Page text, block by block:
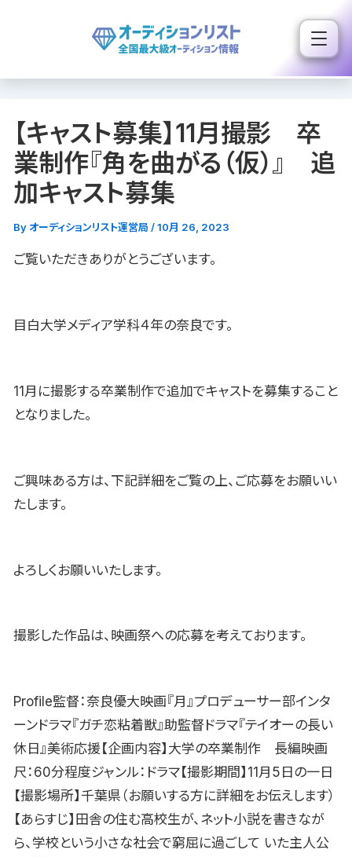
ス
【キャスト募集】11月撮影 卒
業制作『角を曲がる（仮）』 追
加キャスト募集
By オーディションリスト運営局 /10月 26, 2023
ご覧いただきありがとうございます。
目白大学メディア学科４年の奈良です。
11月に撮影する卒業制作で追加でキャストを募集すること
となりました。
ご興味ある方は、下記詳細をご覧の上、ご応募をお願いい
たします。
よろしくお願いいたします。
撮影した作品は、映画祭への応募を考えております。
Profile監督：奈良優大映画『月』プロデューサー部インタ
ーンドラマ『ガチ恋粘着獣』助監督ドラマ『テイオーの長い
休日』美術応援【企画内容】大学の卒業制作 長編映画
尺：60分程度ジャンル：ドラマ【撮影期間】11月5日の一日
【撮影場所】千葉県（お願いする方に詳細をお伝えします）
【あらすじ】田舎の住む高校生が、ネット小説を書きなが
ら、学校という小さな社会で窮屈に過ごして いた主人公